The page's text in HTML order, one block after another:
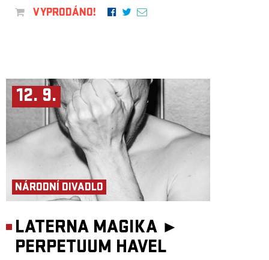
VYPRODÁNO!
12. 9.
NÁRODNÍ DIVADLO
LATERNA MAGIKA ►
PERPETUUM HAVEL